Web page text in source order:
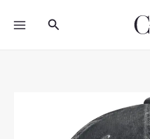
Search